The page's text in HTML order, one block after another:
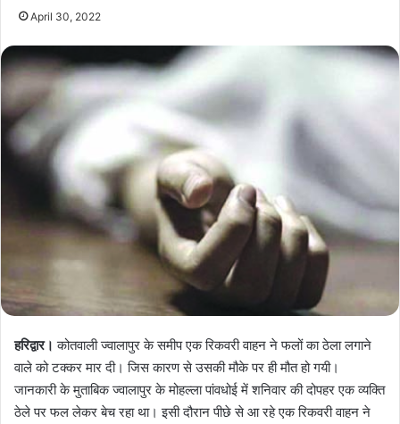
April 30, 2022
हरिद्वार। कोतवाली ज्वालापुर के समीप एक रिकवरी वाहन ने फलों का ठेला लगाने
वाले को टक्कर मार दी। जिस कारण से उसकी मौके पर ही मौत हो गयी।
जानकारी के मुताबिक ज्वालापुर के मोहल्ला पांवधोई में शनिवार की दोपहर एक व्यक्ति
ठेले पर फल लेकर बेच रहा था। इसी दौरान पीछे से आ रहे एक रिकवरी वाहन ने